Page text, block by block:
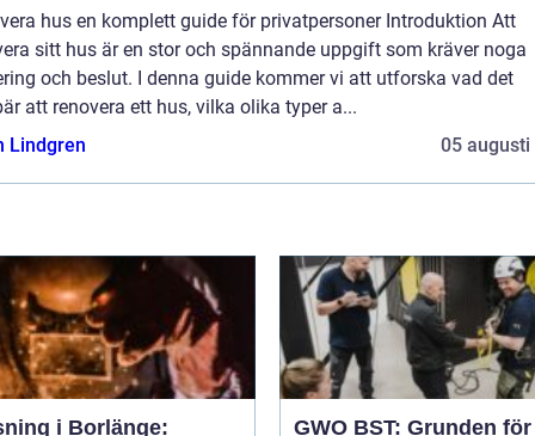
hus en komplett guide för privatpersoner Introduktion Att
sitt hus är en stor och spännande uppgift som kräver noga
och beslut. I denna guide kommer vi att utforska vad det
att renovera ett hus, vilka olika typer a...
Lindgren
05 augusti
i Borlänge: GWO BST: Grunden för